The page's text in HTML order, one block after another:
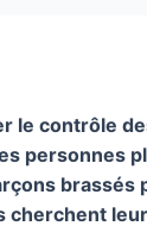
contrôle
personnes
cherchent